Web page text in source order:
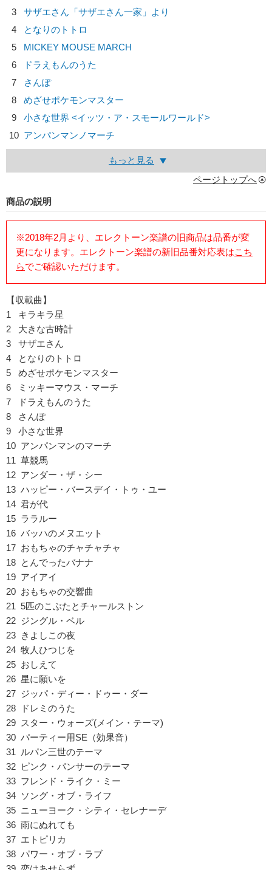
3
サザエさん「サザエさん一家」より
4
となりのトトロ
5
MICKEY MOUSE MARCH
6
ドラえもんのうた
7
さんぽ
8
めざせポケモンマスター
9
小さな世界 <イッツ・ア・スモールワールド>
10 アンパンマンノマーチ
もっと見る
ページトップへ
商品の説明
※2018年2月より、エレクトーン楽譜の旧商品は品番が変
更になります。エレクトーン楽譜の新旧品番対応表はこち
らでご確認いただけます。
【収載曲】
1 キラキラ星
2 大きな古時計
3 サザエさん
4 となりのトトロ
5 めざせポケモンマスター
6 ミッキーマウス・マーチ
7 ドラえもんのうた
8 さんぽ
9 小さな世界
10 アンパンマンのマーチ
11 草競馬
12 アンダー・ザ・シー
13 ハッピー・バースデイ・トゥ・ユー
14 君が代
15 ララルー
16 バッハのメヌエット
17 おもちゃのチャチャチャ
18 とんでったバナナ
19 アイアイ
20 おもちゃの交響曲
21 5匹のこぶたとチャールストン
22 ジングル・ベル
23 きよしこの夜
24 牧人ひつじを
25 おしえて
26 星に願いを
27 ジッパ・ディー・ドゥー・ダー
28 ドレミのうた
29 スター・ウォーズ(メイン・テーマ)
30 パーティー用SE（効果音）
31 ルパン三世のテーマ
32 ピンク・パンサーのテーマ
33 フレンド・ライク・ミー
34 ソング・オブ・ライフ
35 ニューヨーク・シティ・セレナーデ
36 雨にぬれても
37 エトピリカ
38 パワー・オブ・ラブ